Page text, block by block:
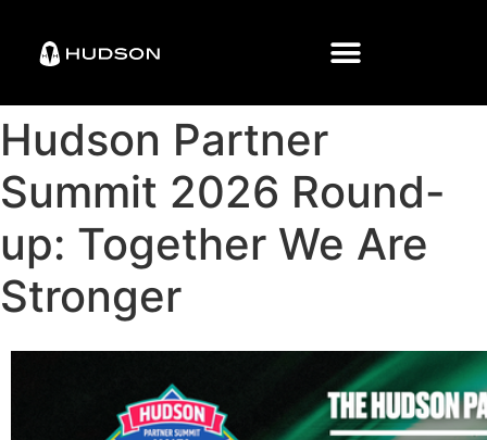
Hudson Partner
Summit 2026 Round-
up: Together We Are
Stronger